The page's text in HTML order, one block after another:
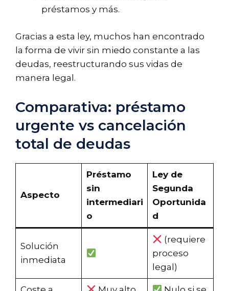
préstamos y más.
Gracias a esta ley, muchos han encontrado
la forma de vivir sin miedo constante a las
deudas, reestructurando sus vidas de
manera legal.
Comparativa: préstamo
urgente vs cancelación
total de deudas
Aspecto
Préstamo
sin
intermediari
o
Ley de
Segunda
Oportunida
d
Solución
inmediata
(requiere
proceso
legal)